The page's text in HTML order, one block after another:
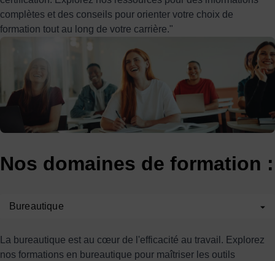
complètes et des conseils pour orienter votre choix de
formation tout au long de votre carrière."
Nos domaines de formation :
Bureautique
La bureautique est au cœur de l'efficacité au travail. Explorez
nos formations en bureautique pour maîtriser les outils